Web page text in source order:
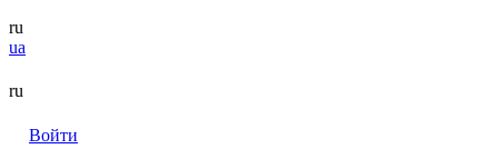
ru
ua
ru
Войти